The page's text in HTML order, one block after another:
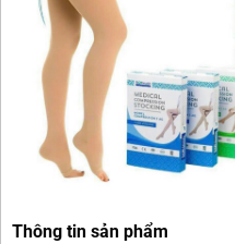
Thông tin sản phẩm